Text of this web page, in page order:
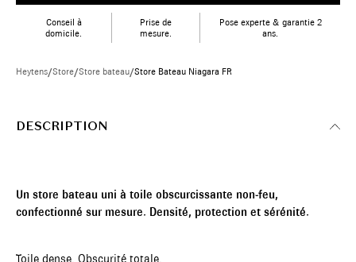
Conseil à
domicile.
Prise de
mesure.
Pose experte & garantie 2
ans.
Heytens/Store/Store bateau/Store Bateau Niagara FR
DESCRIPTION
Un store bateau uni à toile obscurcissante non-feu,
confectionné sur mesure. Densité, protection et sérénité.
Toile dense. Obscurité totale.